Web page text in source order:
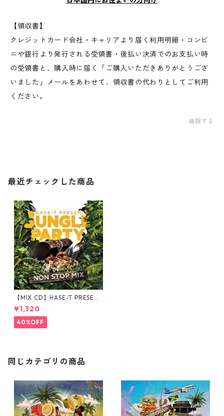
【領収書】
クレジットカード会社・キャリアより届く利用明細・コンビ
ニや銀行より発行される受領書・後払い決済でのお支払い時
の受領書と、購入時に届く「ご購入いただきありがとうござ
いました」メールをあわせて、領収書の代わりとしてご利用
ください。
通報する
最近チェックした商品
【MIX CD】HASE-T PRESENT
S JUNGLE PARTY NONSTOP
MIX
¥1,320
40%OFF
同じカテゴリの商品